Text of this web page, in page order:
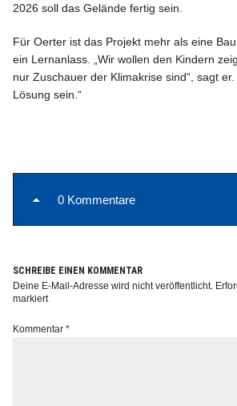
2026 soll das Gelände fertig sein.
Für Oerter ist das Projekt mehr als eine
ein Lernanlass. „Wir wollen den Kindern
nur Zuschauer der Klimakrise sind“, sagt
Lösung sein.“
0 Kommentare
SCHREIBE EINEN KOMMENTAR
Deine E-Mail-Adresse wird nicht veröffentlicht.
markiert
Kommentar*